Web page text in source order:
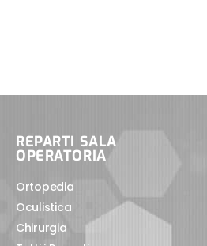
REPARTI SALA
OPERATORIA
Ortopedia
Oculistica
Chirurgia